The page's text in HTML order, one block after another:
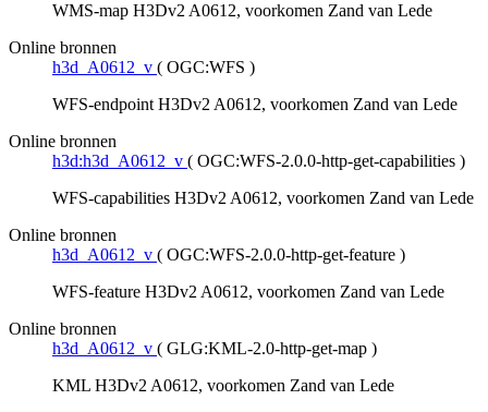
WMS-map H3Dv2 A0612, voorkomen Zand van Lede
Online bronnen
h3d_A0612_v ( OGC:WFS )
WFS-endpoint H3Dv2 A0612, voorkomen Zand van Lede
Online bronnen
h3d:h3d_A0612_v ( OGC:WFS-2.0.0-http-get-capabilities )
WFS-capabilities H3Dv2 A0612, voorkomen Zand van Lede
Online bronnen
h3d_A0612_v ( OGC:WFS-2.0.0-http-get-feature )
WFS-feature H3Dv2 A0612, voorkomen Zand van Lede
Online bronnen
h3d_A0612_v ( GLG:KML-2.0-http-get-map )
KML H3Dv2 A0612, voorkomen Zand van Lede